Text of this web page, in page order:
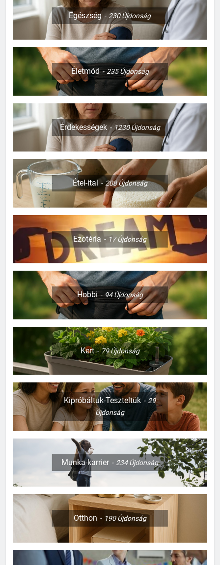
Egészség 230Újdonság
Életmód 235Újdonság
Érdekességek 1230Újdonság
Étel-ital 208Újdonság
Ezotéria 17Újdonság
Hobbi 94Újdonság
Kert 79Újdonság
Kipróbáltuk-Teszteltük
29
Újdonság
Munka-karrier 234Újdonság
Otthon 190Újdonság